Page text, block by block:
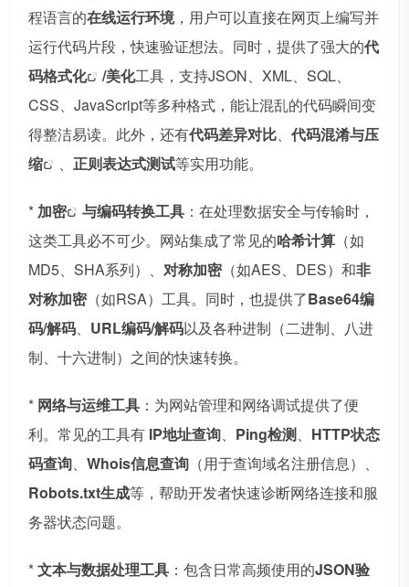
程语言的在线运行环境，用户可以直接在网页上编写并
运行代码片段，快速验证想法。同时，提供了强大的代
码格式化
/美化工具，支持JSON、XML、SQL、
CSS、JavaScript等多种格式，能让混乱的代码瞬间变
得整洁易读。此外，还有代码差异对比、 代码混淆与压
缩
、 正则表达式测试等实用功能。
* 加密 与编码转换工具 ：在处理数据安全与传输时，
这类工具必不可少。网站集成了常见的哈希计算 （如
MD5、SHA系列）、 对称加密（如AES、DES）和非
对称加密（如RSA）工具。同时，也提供了Base64编
码/解码、 URL编码/解码以及各种进制（二进制、八进
制、十六进制）之间的快速转换。
* 网络与运维工具 ：为网站管理和网络调试提供了便
利。常见的工具有 IP地址查询、 Ping检测、 HTTP状态
码查询、 Whois信息查询 （用于查询域名注册信息）、
Robots.txt生成等，帮助开发者快速诊断网络连接和服
务器状态问题。
*文本与数据处理工具 ：包含日常高频使用的JSON验